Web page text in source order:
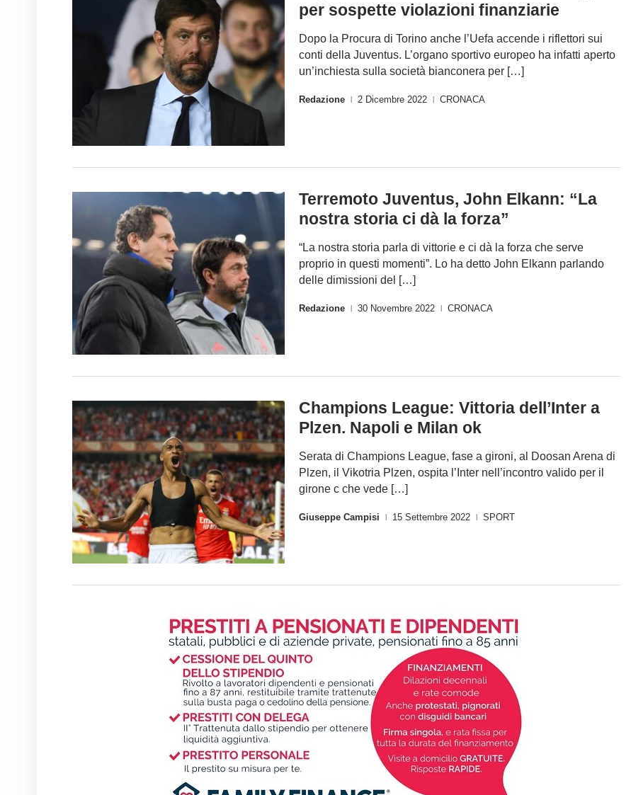
per sospette violazioni finanziarie
Dopo la Procura di Torino anche l’Uefa accende i riflettori sui
conti della Juventus. L’organo sportivo europeo ha infatti aperto
un’inchiesta sulla società bianconera per […]
Redazione 2 Dicembre 2022 CRONACA
Terremoto Juventus, John Elkann: “La
nostra storia ci dà la forza”
“La nostra storia parla di vittorie e ci dà la forza che serve
proprio in questi momenti”. Lo ha detto John Elkann parlando
delle dimissioni del […]
Redazione 30 Novembre 2022 CRONACA
Champions League: Vittoria dell’Inter a
Plzen. Napoli e Milan ok
Serata di Champions League, fase a gironi, al Doosan Arena di
Plzen, il Vikotria Plzen, ospita l’Inter nell’incontro valido per il
girone c che vede […]
Giuseppe Campisi 15 Settembre 2022 SPORT